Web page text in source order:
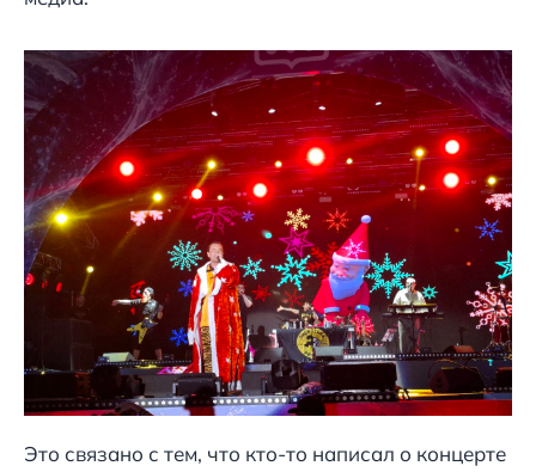
Это связано с тем, что кто-то написал о концерте